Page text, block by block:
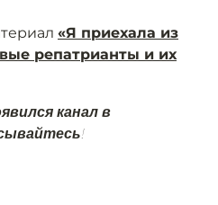
«Я приехала из
репатрианты и их
канал в